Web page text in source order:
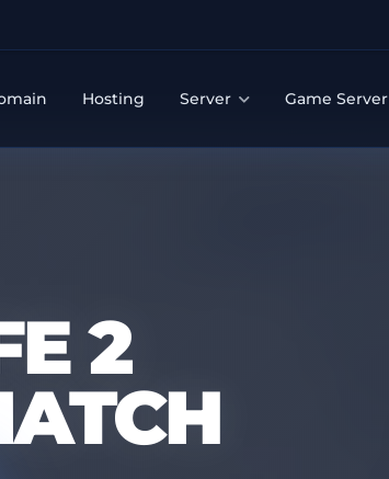
Hosting Server Game Server
2